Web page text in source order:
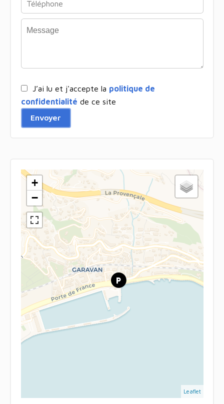
J’ai lu et j'accepte la politique de
confidentialité de ce site
Envoyer
+
−
Leaflet